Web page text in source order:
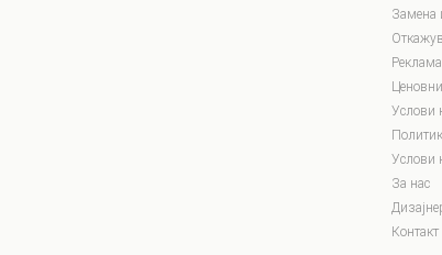
Замена
Услови
Услови
За нас
Контакт